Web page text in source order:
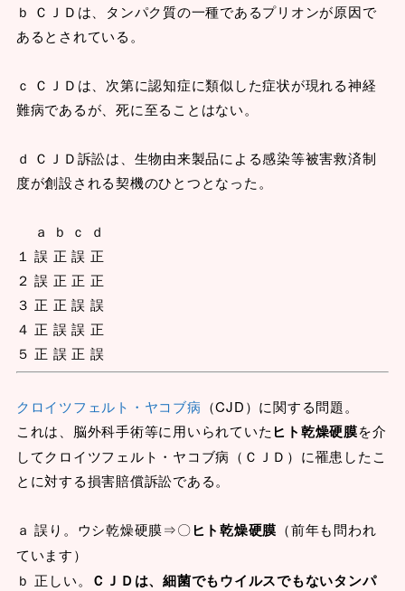
ｂ ＣＪＤは、タンパク質の一種であるプリオンが原因で
あるとされている。
ｃ ＣＪＤは、次第に認知症に類似した症状が現れる神経
難病であるが、死に至ることはない。
ｄ ＣＪＤ訴訟は、生物由来製品による感染等被害救済制
度が創設される契機のひとつとなった。
ａ ｂ ｃ ｄ
１ 誤 正 誤 正
２ 誤 正 正 正
３ 正 正 誤 誤
４ 正 誤 誤 正
５ 正 誤 正 誤
クロイツフェルト・ヤコブ病 （CJD）に関する問題。
これは、脳外科手術等に用いられていた ヒト乾燥硬膜を介
してクロイツフェルト・ヤコブ病（ＣＪＤ）に罹患したこ
とに対する損害賠償訴訟である。
ａ 誤り。ウシ乾燥硬膜⇒〇ヒト乾燥硬膜 （前年も問われ
ています）
ｂ 正しい。
ＣＪＤは、細菌でもウイルスでもないタンパ